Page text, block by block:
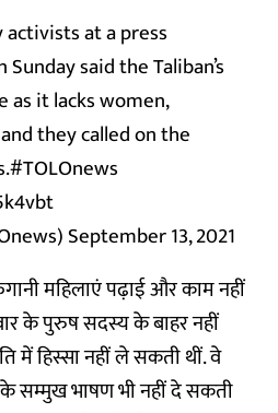
at a press
said the Taliban’s
as it lacks women,
they called on the
#TOLOnews
September 13, 2021
महिलाएं पढ़ाई और काम नहीं
के पुरुष सदस्य के बाहर नहीं
में हिस्सा नहीं ले सकती थीं. वे
सम्मुख भाषण भी नहीं दे सकती